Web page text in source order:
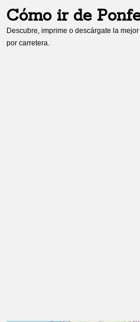
Cómo ir de
Descubre, imprime o descárgate la
por carretera.